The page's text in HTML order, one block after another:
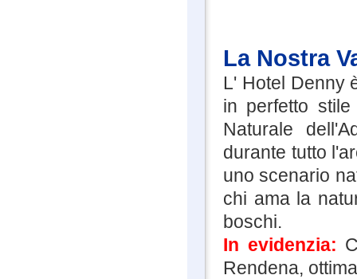
La Nostra
L' Hotel Denny
in perfetto
Naturale
durante tutto
uno scenario
chi ama la
boschi.
In evidenzia:
Rendena,